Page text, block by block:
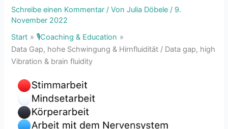
Schreibe einen Kommentar / VonJulia Döbele/ 9.
November 2022
Start
🎙Coaching & Education
Data Gap, hohe Schwingung & Hirnfluidität / Data gap, high
Vibration & brain fluidity